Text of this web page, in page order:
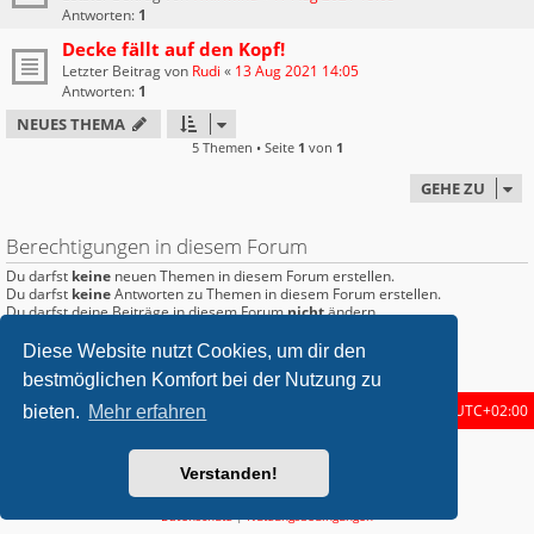
Diese Website nutzt Cookies, um dir den
bestmöglichen Komfort bei der Nutzung zu
bieten. Mehr erfahren
Verstanden!
Antworten: 1
Decke fällt auf den Kopf!
Letzter Beitrag von Rudi « 13 Aug 2021 14:05
Antworten: 1
NEUES THEMA
5 Themen • Seite 1 von 1
GEHE ZU
Berechtigungen in diesem Forum
Du darfst keine neuen Themen in diesem Forum erstellen.
Du darfst keineAntworten zu Themen in diesem Forum erstellen.
Du darfst deine Beiträge in diesem Forumnichtändern.
Du darfstkeineDateianhänge in diesem Forum erstellen.
Startseite Foren-Übersicht UTC+02:00
metrolike style byEric SeguinUpdated for phpBB3.2 by
Powered byphpBB® Forum Software © phpBB Limited
Deutsche Übersetzung durchphpBB.de
Datenschutz|Nutzungsbedingungen